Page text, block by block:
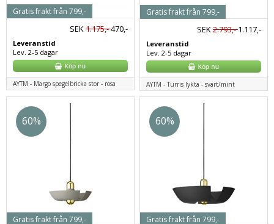
SEK1.175,-470,-
Leveranstid
Lev. 2-5 dagar
Gratis frakt från 799,-
AYTM - Margo spegelbricka stor - rosa
SEK2.793,-1.117,-
Leveranstid
Lev. 2-5 dagar
Gratis frakt från 799,-
AYTM - Turris lykta - svart/mint
60%
Gratis frakt från 799,-
60%
Gratis frakt från 799,-